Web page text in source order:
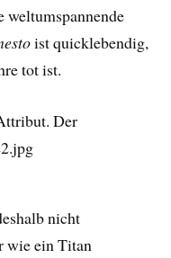
ist quicklebendig,
tot ist.
nicht
wie ein Titan